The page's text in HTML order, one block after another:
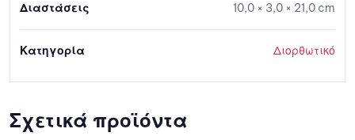
Διαστάσεις 10,0 × 3,0 × 21,0 cm
Κατηγορία Διορθωτικό
Σχετικά προϊόντα